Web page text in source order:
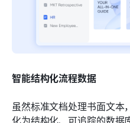
智能结构化流程数据
虽然标准文档处理书面文本，
化为结构化、可追踪的数据